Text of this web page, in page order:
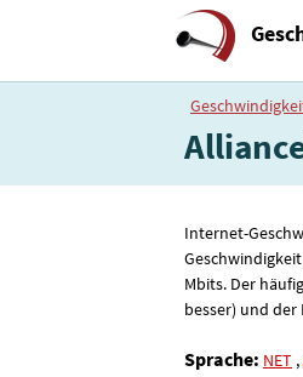
Internet-
Mbits. Der
besser) und der
Sprache: NET ,